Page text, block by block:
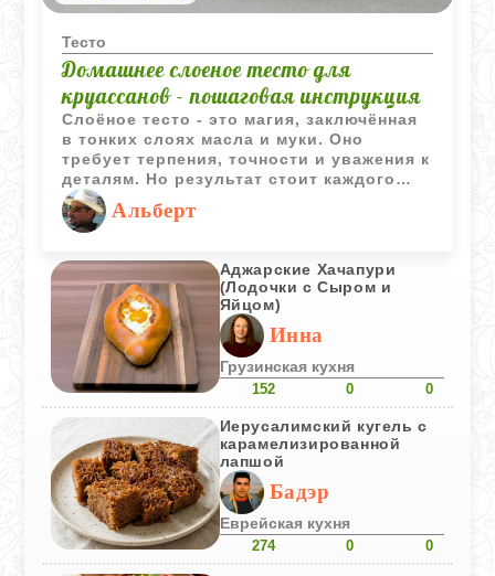
Тесто
Домашнее слоеное тесто для
круассанов - пошаговая инструкция
Слоёное тесто - это магия, заключённая
в тонких слоях масла и муки. Оно
требует терпения, точности и уважения к
деталям. Но результат стоит каждого
усилия: воздушные, хрустящие
круассаны с насыщенным вкусом,
которые невозможно сравнить с
магазинными аналогами. В этом рецепте
я покажу, как шаг за шагом создать
идеальное слоёное тесто, подходящее
для круассанов, датских булочек и
других видов выпечки.
Альберт
Аджарские Хачапури
(Лодочки с Сыром и
Яйцом)
Инна
Грузинская кухня
152 0 0
Иерусалимский кугель с
карамелизированной
лапшой
Бадэр
Еврейская кухня
274 0 0